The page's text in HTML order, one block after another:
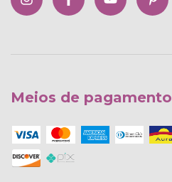
Meios de pagamento